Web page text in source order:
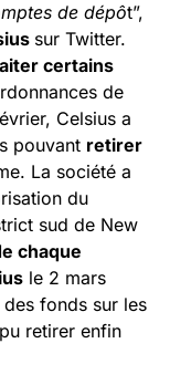
de dépôt”,
sur Twitter.
certains
de
Celsius a
pouvant retirer
La société a
du
sud de New
chaque
le 2 mars
fonds sur les
retirer enfin